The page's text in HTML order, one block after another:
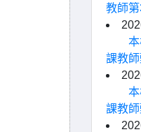
教師
課教
課教